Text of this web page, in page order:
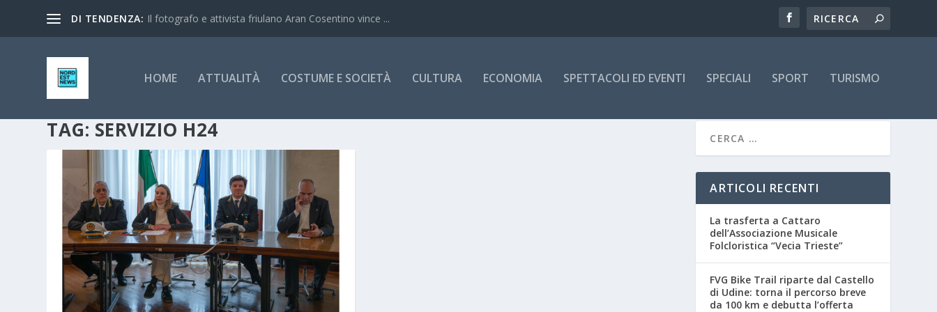
DI TENDENZA: Il fotografo e attivista friulano Aran Cosentino vince ...
HOME ATTUALITÀ COSTUME E SOCIETÀ CULTURA ECONOMIA SPETTACOLI ED EVENTI SPECIALI SPORT TURISMO
TAG: SERVIZIO H24
ARTICOLI RECENTI
La trasferta a Cattaro
dell’Associazione Musicale
Folcloristica “Vecia Trieste”
FVG Bike Trail riparte dal Castello
di Udine: torna il percorso breve
da 100 km e debutta l’offerta